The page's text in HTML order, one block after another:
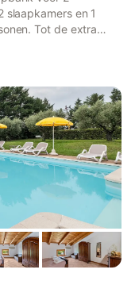
slaapkamers en 1
Tot de extra
is de
een tuin, een
zijn beschikbaar